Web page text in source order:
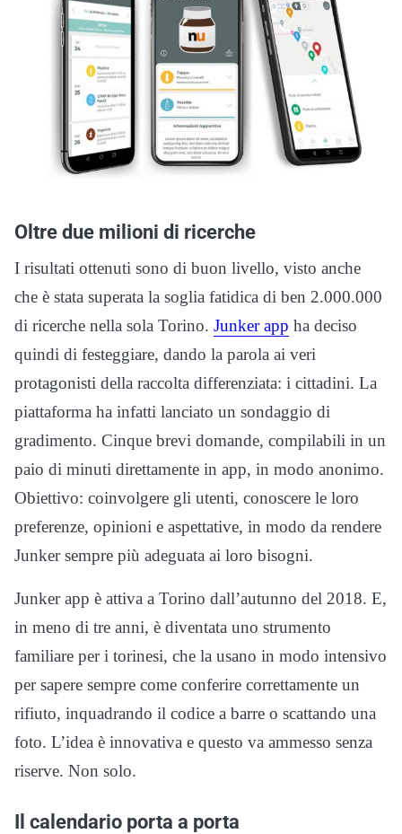
Oltre due milioni di ricerche
I risultati ottenuti sono di buon livello, visto anche
che è stata superata la soglia fatidica di ben 2.000.000
di ricerche nella sola Torino. Junker app ha deciso
quindi di festeggiare, dando la parola ai veri
protagonisti della raccolta differenziata: i cittadini. La
piattaforma ha infatti lanciato un sondaggio di
gradimento. Cinque brevi domande, compilabili in un
paio di minuti direttamente in app, in modo anonimo.
Obiettivo: coinvolgere gli utenti, conoscere le loro
preferenze, opinioni e aspettative, in modo da rendere
Junker sempre più adeguata ai loro bisogni.
Junker app è attiva a Torino dall’autunno del 2018. E,
in meno di tre anni, è diventata uno strumento
familiare per i torinesi, che la usano in modo intensivo
per sapere sempre come conferire correttamente un
rifiuto, inquadrando il codice a barre o scattando una
foto. L’idea è innovativa e questo va ammesso senza
riserve. Non solo.
Il calendario porta a porta